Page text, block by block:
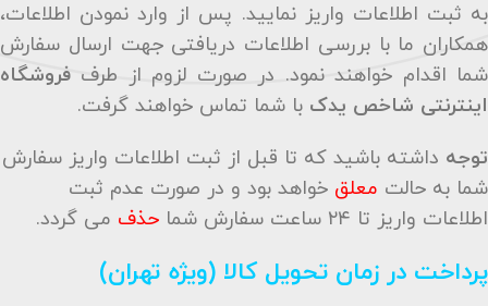
به ثبت اطلاعات واریز نمایید. پس از وارد نمودن اطلاعات،
همکاران ما با بررسی اطلاعات دریافتی جهت ارسال سفارش
شما اقدام خواهند نمود. در صورت لزوم از طرف فروشگاه
اینترنتی شاخص یدک با شما تماس خواهند گرفت.
توجه داشته باشید که تا قبل از ثبت اطلاعات واریز سفارش
شما به حالت معلق خواهد بود و در صورت عدم ثبت
اطلاعات واریز تا ۲۴ ساعت سفارش شما
حذف می گردد.
پرداخت در زمان تحویل کالا (ویژه تهران)